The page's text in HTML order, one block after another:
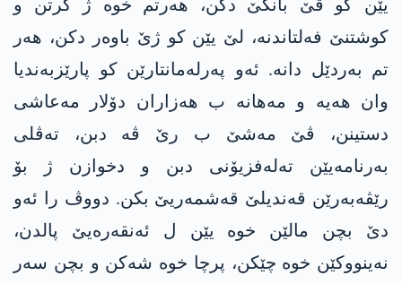
یێن کو ڤێ بانگێ دکن، هەرتم خوە ژ گرتن و
کوشتنێ فه‌لتاندنە، لێ یێن کو ژێ باوەر دکن، هەر
تم بەردێل دانە. ئەو په‌رله‌مانتارێن کو پارێزبەندیا
وان هەیە و مەهانە ب هەزاران دۆلار مەعاشی
دستینن، ڤێ مەشێ ب رێ ڤە دبن، تەڤلی
بەرنامەیێن ته‌له‌فزیۆنی دبن و دخوازن ژ بۆ
رێڤەبەرێن قەندیلێ قەشمەریێ بکن. دووڤ را ئەو
دێ بچن مالێن خوە یێن ل ئەنقەرەیێ پالدن،
نەینووکێن خوە چێکن، پرچا خوە شەکن و بچن سەر